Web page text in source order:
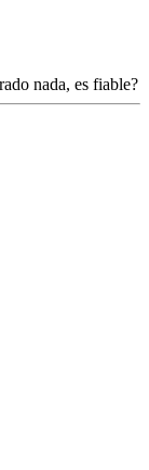
nada, es fiable?